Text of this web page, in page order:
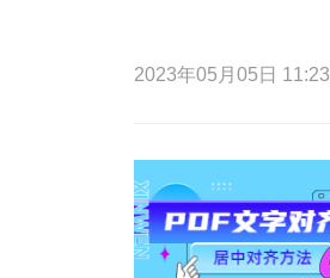
2023年05月05日 11:23